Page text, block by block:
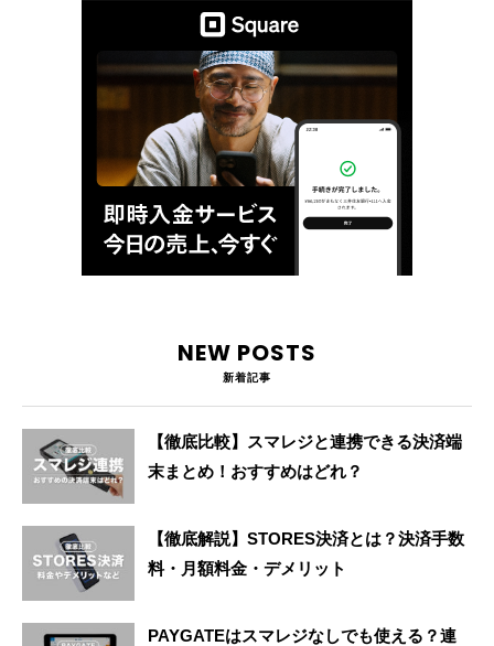
NEW POSTS
新着記事
【徹底比較】スマレジと連携できる決済端
末まとめ！おすすめはどれ？
【徹底解説】STORES決済とは？決済手数
料・月額料金・デメリット
PAYGATEはスマレジなしでも使える？連